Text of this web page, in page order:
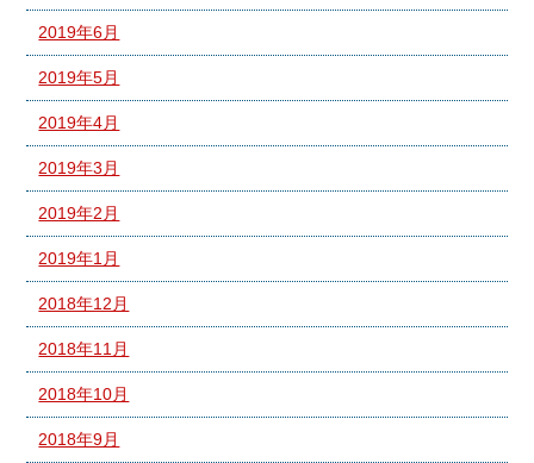
2019年6月
2019年5月
2019年4月
2019年3月
2019年2月
2019年1月
2018年12月
2018年11月
2018年10月
2018年9月